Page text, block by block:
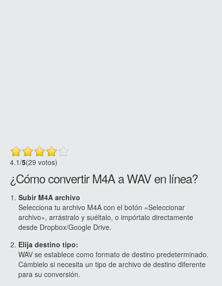
4.1/5(29 votos)
¿Cómo convertir M4A a WAV en línea?
Subir M4A archivo
Selecciona tu archivo M4A con el botón «Seleccionar
archivo», arrástralo y suéltalo, o impórtalo directamente
desde Dropbox/Google Drive.
Elija destino tipo:
WAV se establece como formato de destino predeterminado.
Cámbielo si necesita un tipo de archivo de destino diferente
para su conversión.